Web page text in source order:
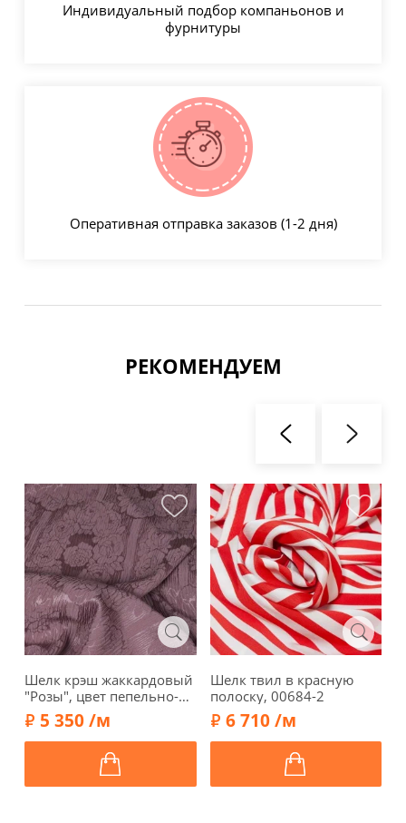
Индивидуальный подбор компаньонов и
фурнитуры
Оперативная отправка заказов (1-2 дня)
РЕКОМЕНДУЕМ
Шелк крэш жаккардовый
"Розы", цвет пепельно-
сиреневый, 1122111
5 350 /м
Шелк твил в красную
полоску, 00684-2
6 710 /м